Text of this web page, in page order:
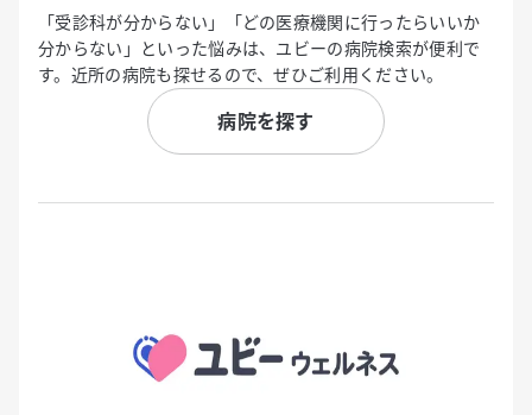
「受診科が分からない」「どの医療機関に行ったらいいか
分からない」といった悩みは、ユビーの病院検索が便利で
す。近所の病院も探せるので、ぜひご利用ください。
病院を探す